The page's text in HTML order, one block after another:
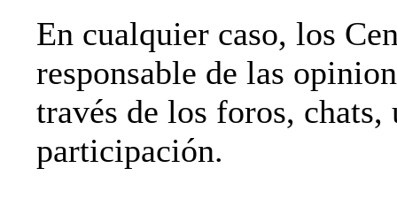
En cualquier caso, los
responsable de las
través de los foros, chats,
participación.